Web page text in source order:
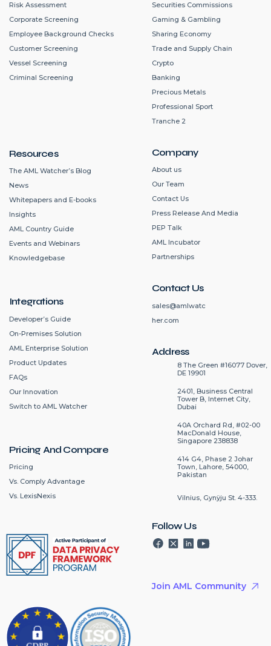
Company
About us
Our Team
Contact Us
Press Release And Media
PEP Talk
AML Incubator
Partnerships
Contact Us
sales@amlwatc
her.com
Address
8 The Green #16077 Dover,
DE 19901
2401, Business Central
Tower B, Internet City,
Dubai
40A Orchard Rd, #02-00
MacDonald House,
Singapore 238838
414 G4, Phase 2 Johar
Town, Lahore, 54000,
Pakistan
Vilnius, Gynÿju St. 4-333.
Follow Us
Join AML Community
Risk Assessment
Corporate Screening
Employee Background Checks
Customer Screening
Vessel Screening
Criminal Screening
Securities Commissions
Gaming & Gambling
Sharing Economy
Trade and Supply Chain
Crypto
Banking
Precious Metals
Professional Sport
Tranche 2
Resources
The AML Watcher’s Blog
News
Whitepapers and E-books
Insights
AML Country Guide
Events and Webinars
Knowledgebase
Integrations
Developer’s Guide
On-Premises Solution
AML Enterprise Solution
Product Updates
FAQs
Our Innovation
Switch to AML Watcher
Pricing And Compare
Pricing
Vs. Comply Advantage
Vs. LexisNexis